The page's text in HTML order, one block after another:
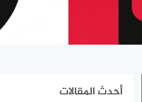
أحدث المقالات